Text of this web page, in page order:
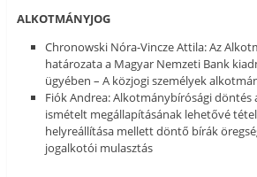
ALKOTMÁNYJOG
Chronowski Nóra-Vincze Attila: Az
határozata a Magyar Nemzeti Bank
ügyében – A közjogi személyek
Fiók Andrea: Alkotmánybírósági döntés
ismételt megállapításának lehetővé
helyreállítása mellett döntő bírák
jogalkotói mulasztás